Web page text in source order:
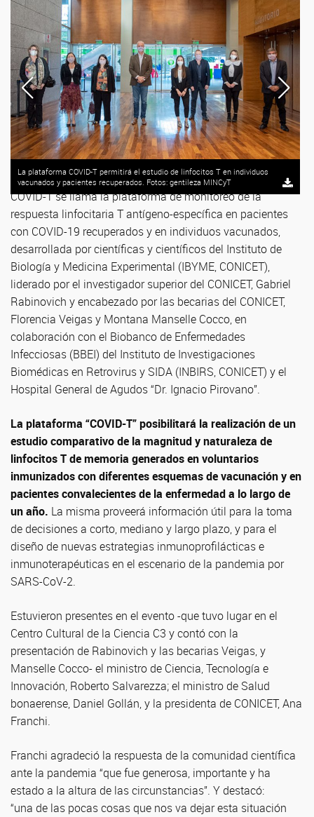
La plataforma COVID-T permitirá el estudio de linfocitos T en individuos
vacunados y pacientes recuperados. Fotos: gentileza MINCyT
COVID-T se llama la plataforma de monitoreo de la
respuesta linfocitaria T antígeno-específica en pacientes
con COVID-19 recuperados y en individuos vacunados,
desarrollada por científicas y científicos del Instituto de
Biología y Medicina Experimental (IBYME, CONICET),
liderado por el investigador superior del CONICET, Gabriel
Rabinovich y encabezado por las becarias del CONICET,
Florencia Veigas y Montana Manselle Cocco, en
colaboración con el Biobanco de Enfermedades
Infecciosas (BBEI) del Instituto de Investigaciones
Biomédicas en Retrovirus y SIDA (INBIRS, CONICET) y el
Hospital General de Agudos “Dr. Ignacio Pirovano”.
La plataforma “COVID-T” posibilitará la realización de un
estudio comparativo de la magnitud y naturaleza de
linfocitos T de memoria generados en voluntarios
inmunizados con diferentes esquemas de vacunación y en
pacientes convalecientes de la enfermedad a lo largo de
un año. La misma proveerá información útil para la toma
de decisiones a corto, mediano y largo plazo, y para el
diseño de nuevas estrategias inmunoprofilácticas e
inmunoterapéuticas en el escenario de la pandemia por
SARS-CoV-2.
Estuvieron presentes en el evento -que tuvo lugar en el
Centro Cultural de la Ciencia C3 y contó con la
presentación de Rabinovich y las becarias Veigas, y
Manselle Cocco- el ministro de Ciencia, Tecnología e
Innovación, Roberto Salvarezza; el ministro de Salud
bonaerense, Daniel Gollán, y la presidenta de CONICET, Ana
Franchi.
Franchi agradeció la respuesta de la comunidad científica
ante la pandemia “que fue generosa, importante y ha
estado a la altura de las circunstancias”. Y destacó:
“una de las pocas cosas que nos va dejar esta situación